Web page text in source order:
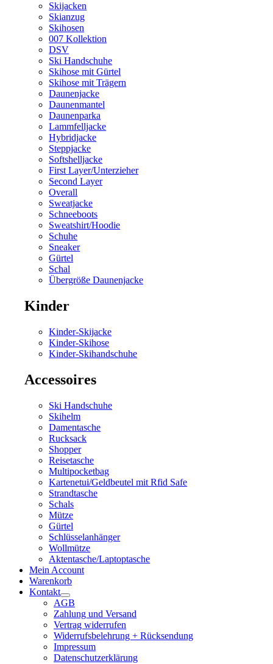
Skijacken
Skianzug
Skihosen
007 Kollektion
DSV
Ski Handschuhe
Skihose mit Gürtel
Skihose mit Trägern
Daunenjacke
Daunenmantel
Daunenparka
Lammfelljacke
Hybridjacke
Steppjacke
Softshelljacke
First Layer/Unterzieher
Second Layer
Overall
Sweatjacke
Schneeboots
Sweatshirt/Hoodie
Schuhe
Sneaker
Gürtel
Schal
Übergröße Daunenjacke
Kinder
Kinder-Skijacke
Kinder-Skihose
Kinder-Skihandschuhe
Accessoires
Ski Handschuhe
Skihelm
Damentasche
Rucksack
Shopper
Reisetasche
Multipocketbag
Kartenetui/Geldbeutel mit Rfid Safe
Strandtasche
Schals
Mütze
Gürtel
Schlüsselanhänger
Wollmütze
Aktentasche/Laptoptasche
Mein Account
Warenkorb
Kontakt
AGB
Zahlung und Versand
Vertrag widerrufen
Widerrufsbelehrung + Rücksendung
Impressum
Datenschutzerklärung